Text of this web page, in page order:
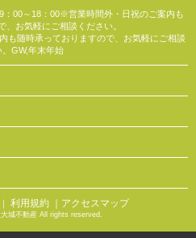
00～18：00※営業時間外・日祝のご案内も
、お気軽にご相談ください。
も随時承っておりますので、お気軽にご相談
。GW,年末年始
｜ 利用規約 ｜アクセスマップ
城不動産 All rights reserved.